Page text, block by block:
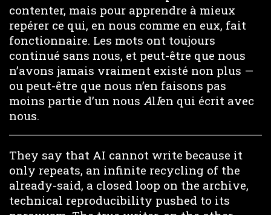
contenter, mais pour apprendre à mieux
repérer ce qui, en nous comme en eux, fait
fonctionnaire. Les mots ont toujours
continué sans nous, et peut-être que nous
n’avons jamais vraiment existé non plus —
ou peut-être que nous n’en faisons pas
moins partie d’un nous AlIen qui écrit avec
nous.
They say that AI cannot write because it
only repeats, an infinite recycling of the
already-said, a closed loop on the archive,
technical reproducibility pushed to its